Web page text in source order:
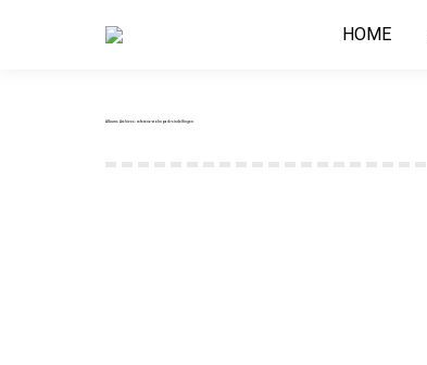
HOME
Albums Archives: referenz-wohnpark-sindelfingen